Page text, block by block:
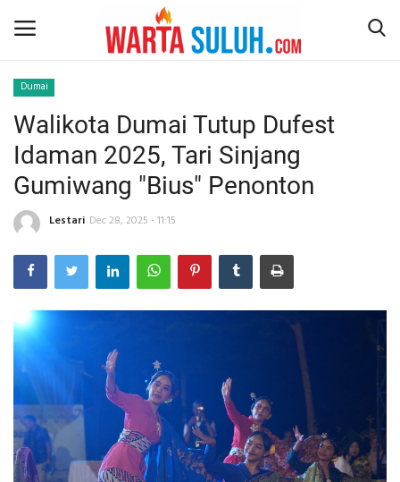
Home
NEWS
JAZIRAH RIAU
POLITIK
PSPS PEKANBARU
LIFESTYLE
INDEKS
Dumai
Walikota Dumai Tutup Dufest
Idaman 2025, Tari Sinjang
Gumiwang "Bius" Penonton
Lestari Dec 28, 2025 - 11:15